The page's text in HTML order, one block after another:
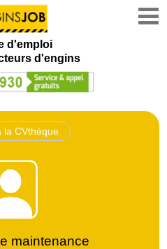
d'emploi
d'engins
la CVthèque
maintenance